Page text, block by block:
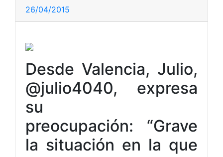
26/04/2015
Desde Valencia, Julio,
@julio4040, expresa
su
preocupación: “Grave
la situación en la que